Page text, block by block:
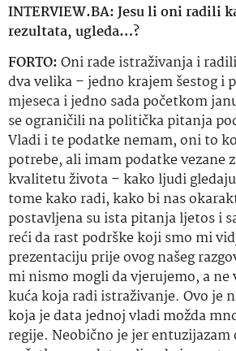
INTERVIEW.BA: Jesu li oni radili
rezultata, ugleda…?
FORTO:Oni rade istraživanja i
dva velika – jedno krajem šestog i
mjeseca i jedno sada početkom
se ograničili na politička pitanja
Vladi i te podatke nemam, oni to
potrebe, ali imam podatke vezane
kvalitetu života – kako ljudi
tome kako radi, kako bi nas
postavljena su ista pitanja ljetos i
reći da rast podrške koji smo mi
prezentaciju prije ovog našeg
mi nismo mogli da vjerujemo, a
kuća koja radi istraživanje. Ovo je
koja je data jednoj vladi možda
regije. Neobično je jer